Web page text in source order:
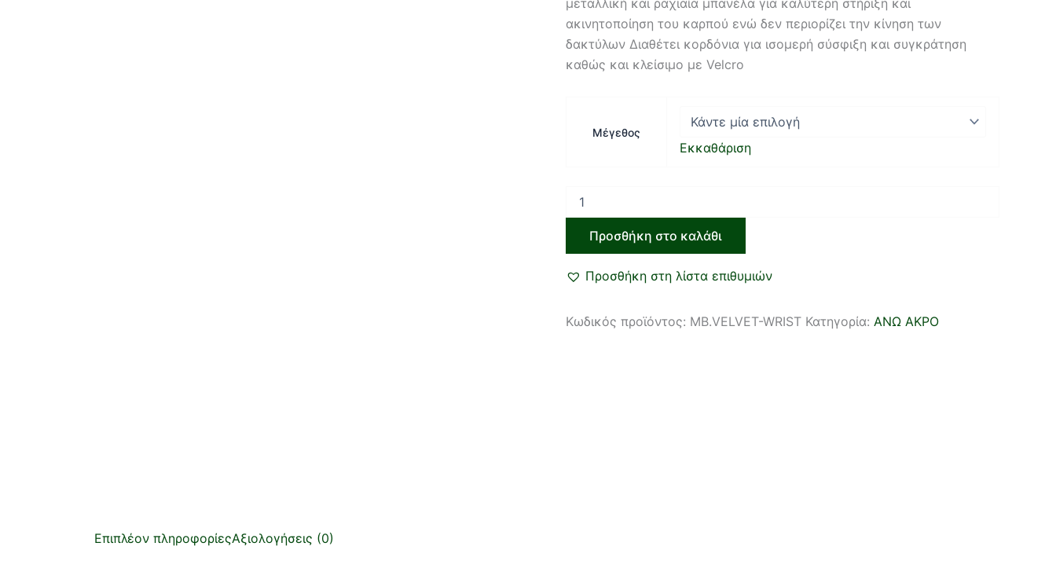
μεταλλική και ραχιαία μπανέλα για καλύτερη στήριξη και
ακινητοποίηση του καρπού ενώ δεν περιορίζει την κίνηση των
δακτύλων Διαθέτει κορδόνια για ισομερή σύσφιξη και συγκράτηση
καθώς και κλείσιμο με Velcro
Μέγεθος
Εκκαθάριση
Προσθήκη στο καλάθι
Προσθήκη στη λίστα επιθυμιών
Κωδικός προϊόντος: MB.VELVET-WRIST Κατηγορία: ΑΝΩ ΑΚΡΟ
Επιπλέον πληροφορίεςΑξιολογήσεις (0)